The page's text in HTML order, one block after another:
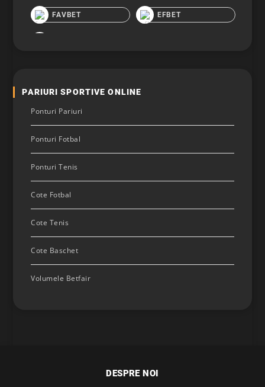
FAVBET EFBET
PARIURI SPORTIVE ONLINE
Ponturi Pariuri
Ponturi Fotbal
Ponturi Tenis
Cote Fotbal
Cote Tenis
Cote Baschet
Volumele Betfair
DESPRE NOI